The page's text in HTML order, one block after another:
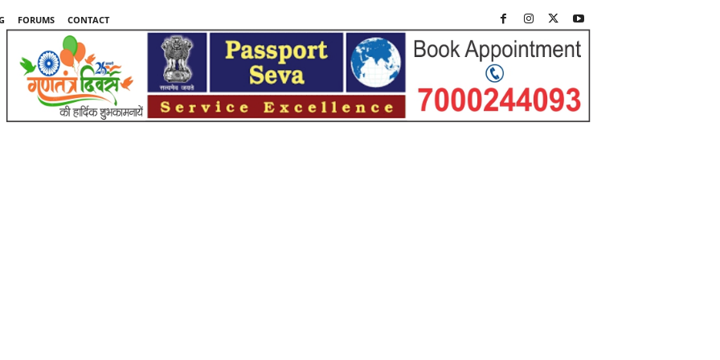
FORUMS
CONTACT